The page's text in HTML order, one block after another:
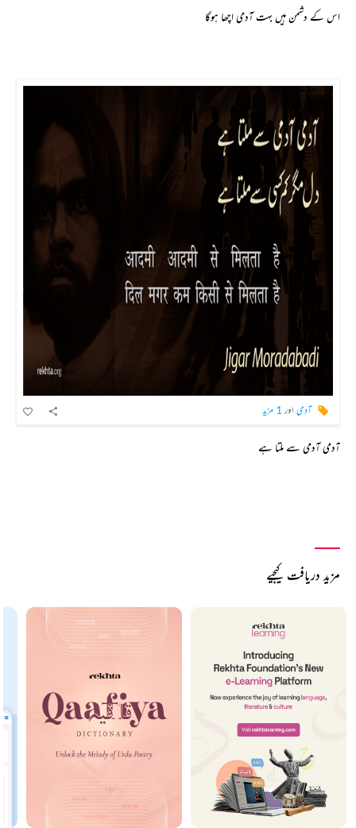
اس کے دشمن ہیں بہت آدمی اچھا ہوگا
آدمی اور 1 مزید
آدمی آدمی سے ملتا ہے
مزید دریافت کیجیے